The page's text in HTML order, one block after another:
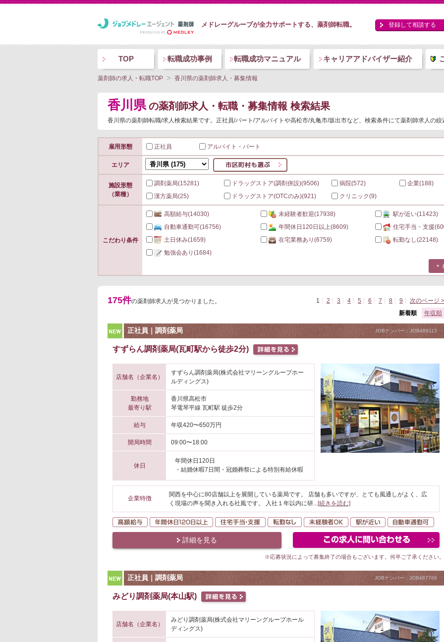
メドレーグループが全力サポートする、薬剤師転職。 登録して相談する
TOP 転職成功事例 転職成功マニュアル キャリアアドバイザー紹介
薬剤師の求人・転職TOP 香川県の薬剤師求人・募集情報
香川県 の薬剤師求人・転職・募集情報 検索結果
香川県の薬剤師転職/求人検索結果です。正社員/パート/アルバイトや高松市/丸亀市/坂出市など、検索条件にて薬剤師求人の絞
雇用形態 正社員 アルバイト・パート
エリア
施設形態
（業種）
調剤薬局(15281) ドラッグストア(調剤併設)(9506) 病院(572) 企業(188)
漢方薬局(25) ドラッグストア(OTCのみ)(921) クリニック(9)
こだわり条件
高額給与(14030) 未経験者歓迎(17938) 駅が近い(11423)
自動車通勤可(16756) 年間休日120日以上(8609) 住宅手当・支援
土日休み(1659) 在宅業務あり (6759) 転勤なし(22148)
勉強会あり (1684)
175件の薬剤師求人が見つかりました。 1 2 3 4 5 6 7 8 9
次のページ >
年収順
新着順
NEW
正社員｜調剤薬局 JOBナンバー：JOB489113
すずらん調剤薬局(瓦町駅から徒歩2分)
店舗名（企業名）
すずらん調剤薬局(株式会社マリーングループホー
ルディングス)
勤務地
最寄り駅
香川県高松市
琴電琴平線 瓦町駅 徒歩2分
給与 年収420〜650万円
開局時間 09:00〜18:00
休日
年間休日120日
・結婚休暇7日間・冠婚葬祭による特別有給休暇
企業特徴
関西を中心に80店舗以上を展開している薬局です。 店舗も多いですが、とても風通しがよく、広
く現場の声を聞き入れる社風です。 入社１年以内に研...[続きを読む]
高額給与 年間休日120日以上 住宅手当・支援 転勤なし 未経験者OK 駅が近い
詳細を見る
※応募状況によって募集終了の場合もございます。何卒ご了承ください。
NEW
正社員｜調剤薬局 JOBナンバー：JOB487766
みどり調剤薬局(本山駅)
店舗名（企業名）
みどり調剤薬局(株式会社マリーングループホール
ディングス)